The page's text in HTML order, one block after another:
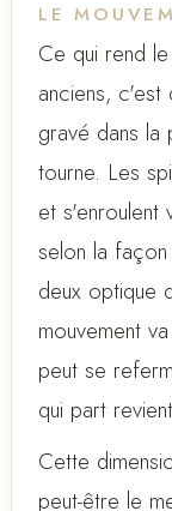
LE
Ce qui rend
anciens, c'est
gravé dans la
tourne. Les
et s'enroulent
selon la
deux optique
mouvement
peut se
qui part
Cette
peut-être le